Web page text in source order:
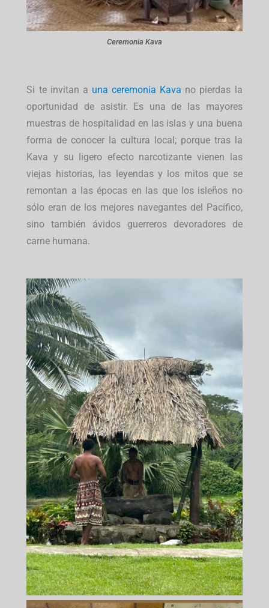
Ceremonia Kava
Si te invitan a una ceremonia Kava no pierdas la
oportunidad de asistir. Es una de las mayores
muestras de hospitalidad en las islas y una buena
forma de conocer la cultura local; porque tras la
Kava y su ligero efecto narcotizante vienen las
viejas historias, las leyendas y los mitos que se
remontan a las épocas en las que los isleños no
sólo eran de los mejores navegantes del Pacífico,
sino también ávidos guerreros devoradores de
carne humana.